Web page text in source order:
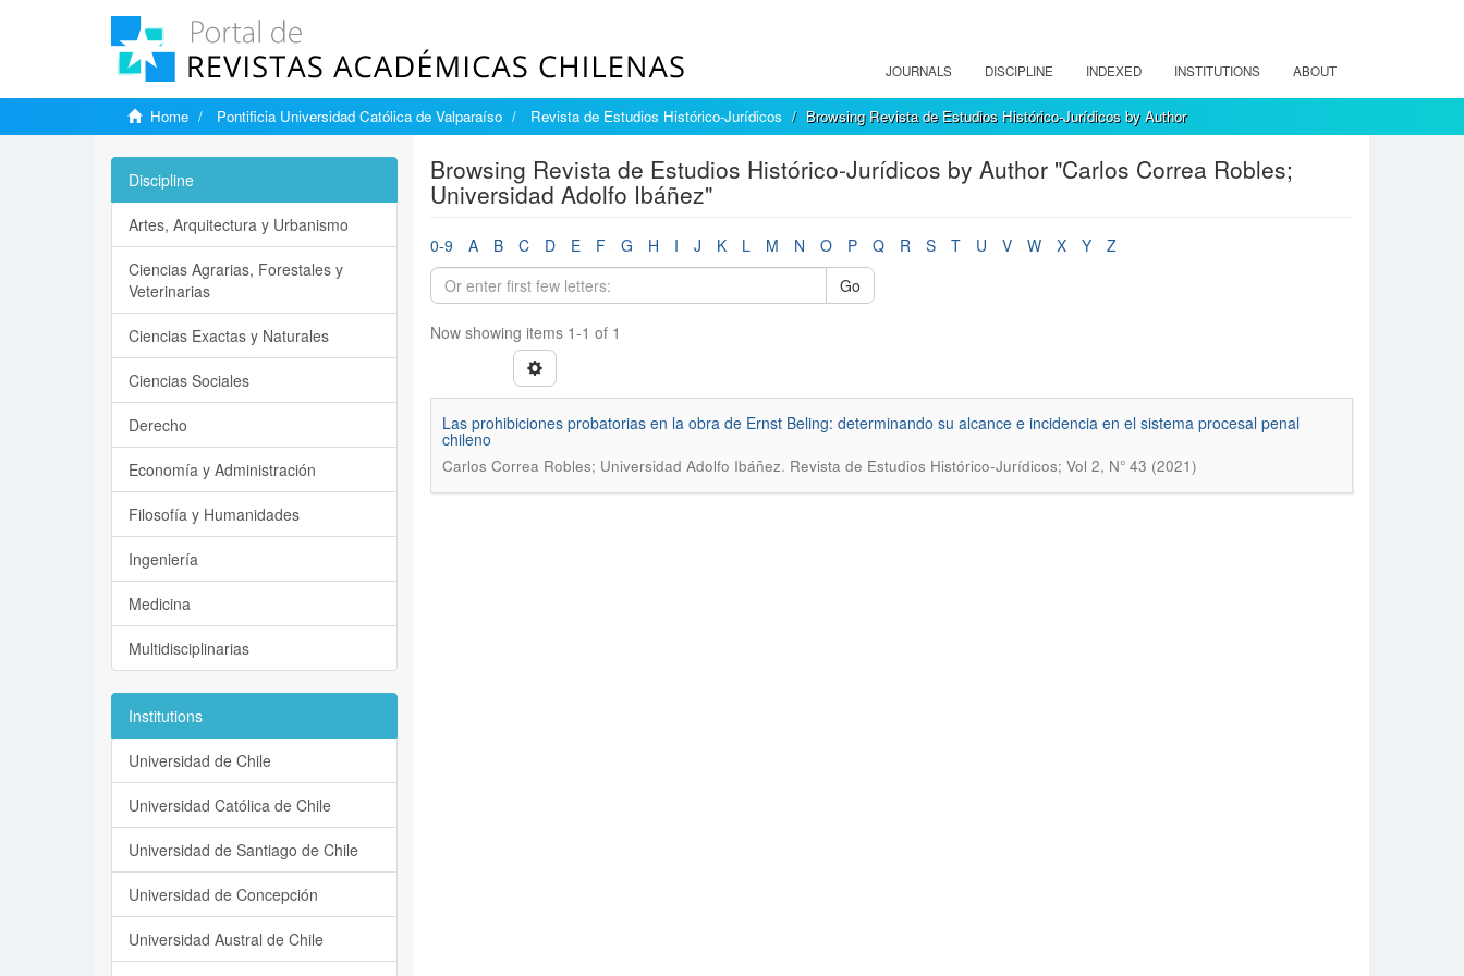
JOURNALS DISCIPLINE INDEXED INSTITUTIONS ABOUT
Home Pontificia Universidad Católica de Valparaíso Revista de Estudios Histórico-Jurídicos Browsing Revista de Estudios Histórico-Jurídicos by Author
Browsing Revista de Estudios Histórico-Jurídicos by Author "Carlos Correa Robles;
Universidad Adolfo Ibáñez"
0-9 A B C D E F G H I J K L M N O P Q R S T U V W X Y
Z
Go
Now showing items 1-1 of 1
Las prohibiciones probatorias en la obra de Ernst Beling: determinando su alcance e incidencia en el sistema procesal penal
chileno
Carlos Correa Robles; Universidad Adolfo Ibáñez. Revista de Estudios Histórico-Jurídicos; Vol 2, N° 43 (2021)
Discipline
Artes, Arquitectura y Urbanismo
Ciencias Agrarias, Forestales y
Veterinarias
Ciencias Exactas y Naturales
Ciencias Sociales
Derecho
Economía y Administración
Filosofía y Humanidades
Ingeniería
Medicina
Multidisciplinarias
Institutions
Universidad de Chile
Universidad Católica de Chile
Universidad de Santiago de Chile
Universidad de Concepción
Universidad Austral de Chile